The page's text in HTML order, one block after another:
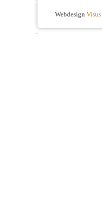
Webdesign Visus